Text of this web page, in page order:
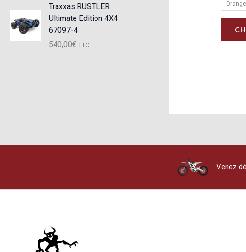
Traxxas RUSTLER
Ultimate Edition 4X4
67097-4
540,00€ TTC
Orange
Venez